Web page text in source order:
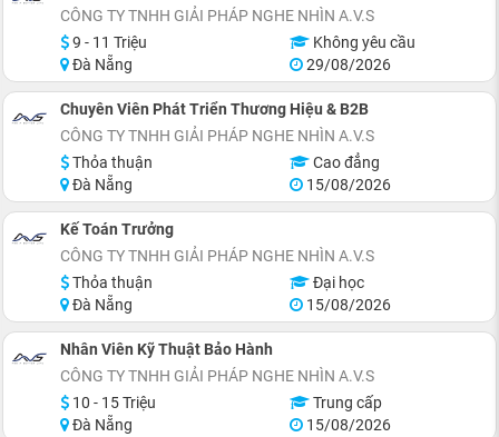
CÔNG TY TNHH GIẢI PHÁP NGHE NHÌN A.V.S
9 - 11 Triệu
Không yêu cầu
Đà Nẵng
29/08/2026
Chuyên Viên Phát Triển Thương Hiệu & B2B
CÔNG TY TNHH GIẢI PHÁP NGHE NHÌN A.V.S
Thỏa thuận
Cao đẳng
Đà Nẵng
15/08/2026
Kế Toán Trưởng
CÔNG TY TNHH GIẢI PHÁP NGHE NHÌN A.V.S
Thỏa thuận
Đại học
Đà Nẵng
15/08/2026
Nhân Viên Kỹ Thuật Bảo Hành
CÔNG TY TNHH GIẢI PHÁP NGHE NHÌN A.V.S
10 - 15 Triệu
Trung cấp
Đà Nẵng
15/08/2026